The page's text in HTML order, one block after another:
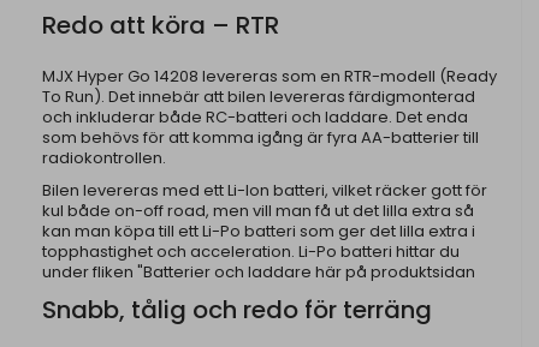
Redo att köra – RTR
MJX Hyper Go 14208 levereras som en RTR-modell (Ready
To Run). Det innebär att bilen levereras färdigmonterad
och inkluderar både RC-batteri och laddare. Det enda
som behövs för att komma igång är fyra AA-batterier till
radiokontrollen.
Bilen levereras med ett Li-Ion batteri, vilket räcker gott för
kul både on-off road, men vill man få ut det lilla extra så
kan man köpa till ett Li-Po batteri som ger det lilla extra i
topphastighet och acceleration. Li-Po batteri hittar du
under fliken "Batterier och laddare här på produktsidan
Snabb, tålig och redo för terräng